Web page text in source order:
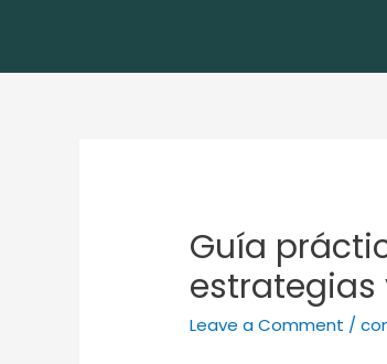
Guía
estrategias
Leave a Comment /